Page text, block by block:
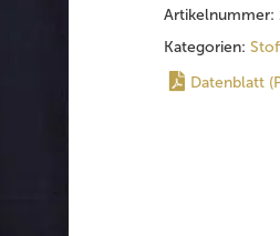
Artikelnummer:
Kategorien:
Datenblatt